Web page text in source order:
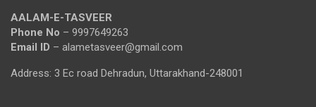
AALAM-E-TASVEER
Phone No – 9997649263
Email ID – alametasveer@gmail.com
Address: 3 Ec road Dehradun, Uttarakhand-248001